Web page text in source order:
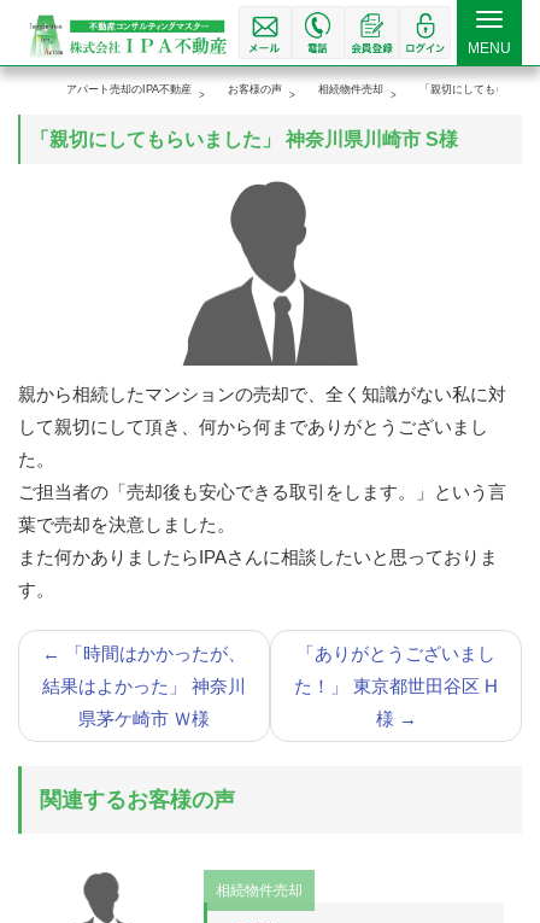
Toggle
MENU
アパート売却のIPA不動産 お客様の声 相続物件売却 「親切にしてもらいま
「親切にしてもらいました」 神奈川県川崎市 S様
親から相続したマンションの売却で、全く知識がない私に対
して親切にして頂き、何から何までありがとうございまし
た。
ご担当者の「売却後も安心できる取引をします。」という言
葉で売却を決意しました。
また何かありましたらIPAさんに相談したいと思っておりま
す。
←
「時間はかかったが、
結果はよかった」 神奈川
県茅ケ崎市 Ｗ様
「ありがとうございまし
た！」 東京都世田谷区 H
様 →
関連するお客様の声
相続物件売却